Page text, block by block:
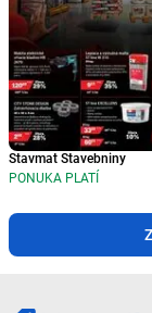
Stavmat Stavebniny
PONUKA PLATÍ